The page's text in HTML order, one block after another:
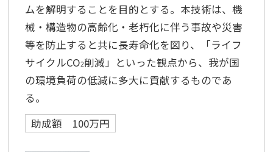
ムを解明することを目的とする。本技術は、機
械・構造物の高齢化・老朽化に伴う事故や災害
等を防止すると共に長寿命化を図り、「ライフ
サイクルCO2削減」といった観点から、我が国
の環境負荷の低減に多大に貢献するものであ
る。
助成額 100万円